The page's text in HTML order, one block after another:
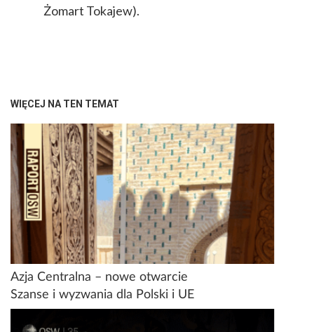
Żomart Tokajew).
WIĘCEJ NA TEN TEMAT
Azja Centralna – nowe otwarcie
Szanse i wyzwania dla Polski i UE